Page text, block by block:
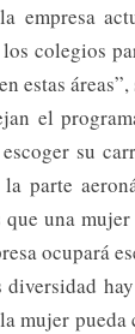
empresa
colegios
estas
el
su
parte
que una
ocupará
diversidad
mujer pueda